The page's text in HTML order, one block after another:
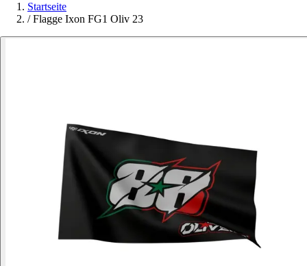
Startseite
/ Flagge Ixon FG1 Oliv 23